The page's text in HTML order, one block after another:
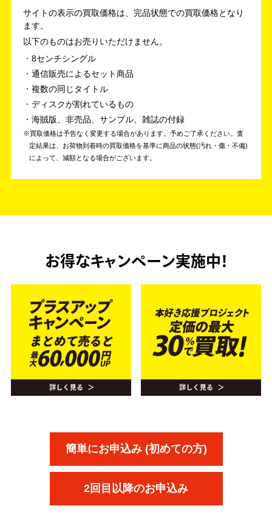
サイトの表示の買取価格は、完品状態での買取価格となり
ます。
以下のものはお売りいただけません。
8センチシングル
通信販売によるセット商品
複数の同じタイトル
ディスクが割れているもの
海賊版、非売品、サンプル、雑誌の付録
買取価格は予告なく変更する場合があります。予めご了承ください。 査
定結果は、お荷物到着時の買取価格を基準に商品の状態(汚れ・傷・不備)
によって、減額となる場合がございます。
お得なキャンペーン実施中！
簡単にお申込み (初めての方)
2回目以降のお申込み